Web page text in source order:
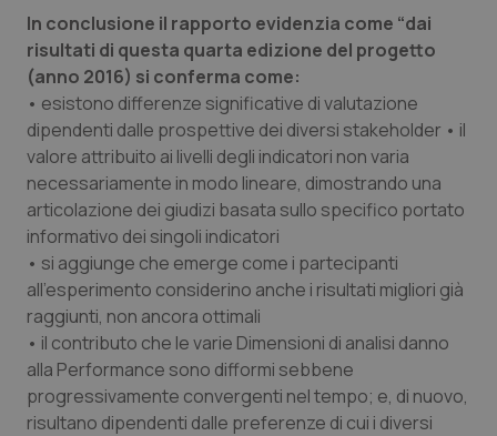
In conclusione il rapporto evidenzia come “dai
risultati di questa quarta edizione del progetto
(anno 2016) si conferma come:
• esistono differenze significative di valutazione
dipendenti dalle prospettive dei diversi stakeholder • il
valore attribuito ai livelli degli indicatori non varia
necessariamente in modo lineare, dimostrando una
articolazione dei giudizi basata sullo specifico portato
informativo dei singoli indicatori
• si aggiunge che emerge come i partecipanti
all’esperimento considerino anche i risultati migliori già
raggiunti, non ancora ottimali
• il contributo che le varie Dimensioni di analisi danno
alla Performance sono difformi sebbene
progressivamente convergenti nel tempo; e, di nuovo,
risultano dipendenti dalle preferenze di cui i diversi
I cookie necessari contribuiscono a rendere fruibile il
sito web abilitandone funzionalità di base quali la
navigazione sulle pagine e l'accesso alle aree
protette del sito. Il sito web non è in grado di
Nome
Fornitore/Dominio
VISITOR_PRIVACY_METADATA
YouTube
.youtube.com